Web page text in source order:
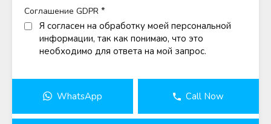
Соглашение GDPR *
Я согласен на обработку моей персональной
информации, так как понимаю, что это
необходимо для ответа на мой запрос.
WhatsApp Call Now